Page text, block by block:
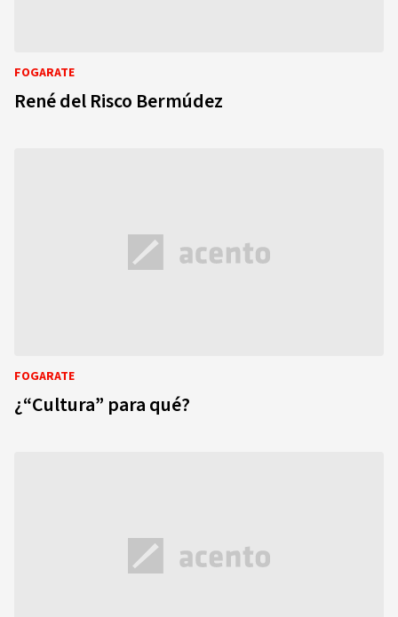
FOGARATE
René del Risco Bermúdez
FOGARATE
¿“Cultura” para qué?